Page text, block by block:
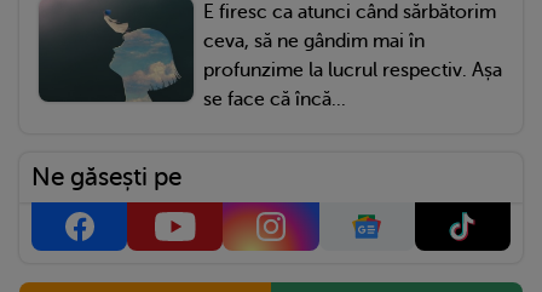
E firesc ca atunci când sărbătorim
ceva, să ne gândim mai în
profunzime la lucrul respectiv. Așa
se face că încă...
Ne găsești pe